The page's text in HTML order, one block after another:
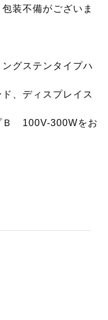
装不備がございま
グステンタイプハ
、ディスプレイス
Ｂ 100V-300Wをお